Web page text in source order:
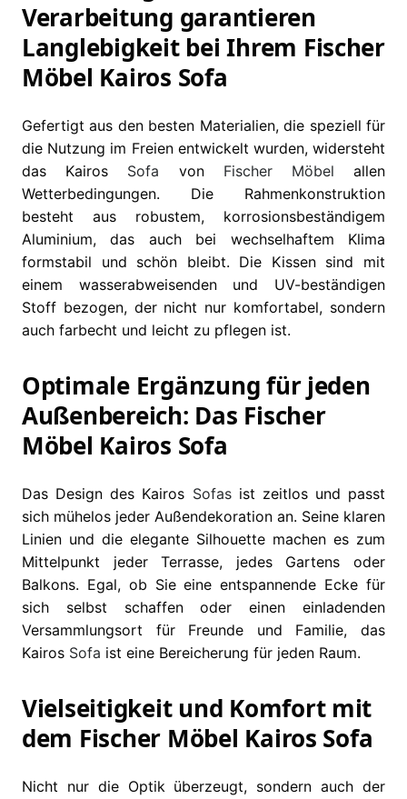
Verarbeitung garantieren
Langlebigkeit bei Ihrem Fischer
Möbel Kairos Sofa
Gefertigt aus den besten Materialien, die speziell für
die Nutzung im Freien entwickelt wurden, widersteht
das Kairos Sofa von Fischer Möbel allen
Wetterbedingungen. Die Rahmenkonstruktion
besteht aus robustem, korrosionsbeständigem
Aluminium, das auch bei wechselhaftem Klima
formstabil und schön bleibt. Die Kissen sind mit
einem wasserabweisenden und UV-beständigen
Stoff bezogen, der nicht nur komfortabel, sondern
auch farbecht und leicht zu pflegen ist.
Optimale Ergänzung für jeden
Außenbereich: Das Fischer
Möbel Kairos Sofa
Das Design des Kairos Sofasist zeitlos und passt
sich mühelos jeder Außendekoration an. Seine klaren
Linien und die elegante Silhouette machen es zum
Mittelpunkt jeder Terrasse, jedes Gartens oder
Balkons. Egal, ob Sie eine entspannende Ecke für
sich selbst schaffen oder einen einladenden
Versammlungsort für Freunde und Familie, das
Kairos Sofa ist eine Bereicherung für jeden Raum.
Vielseitigkeit und Komfort mit
dem Fischer Möbel Kairos Sofa
Nicht nur die Optik überzeugt, sondern auch der